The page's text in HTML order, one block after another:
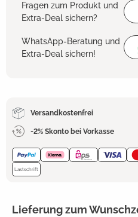
Fragen zum Produkt und
Extra-Deal sichern?
WhatsApp-Beratung und
Extra-Deal sichern!
Versandkostenfrei
-2% Skonto bei Vorkasse
Lastschrift
Lieferung zum